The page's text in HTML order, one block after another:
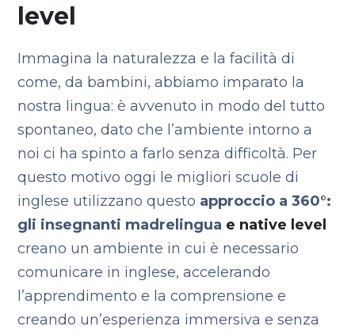
level
Immagina la naturalezza e la facilità di
come, da bambini, abbiamo imparato la
nostra lingua: è avvenuto in modo del tutto
spontaneo, dato che l’ambiente intorno a
noi ci ha spinto a farlo senza difficoltà. Per
questo motivo oggi le migliori scuole di
inglese utilizzano questo approccio a 360°:
gli insegnanti madrelingua e native level
creano un ambiente in cui è necessario
comunicare in inglese, accelerando
l’apprendimento e la comprensione e
creando un’esperienza immersiva e senza